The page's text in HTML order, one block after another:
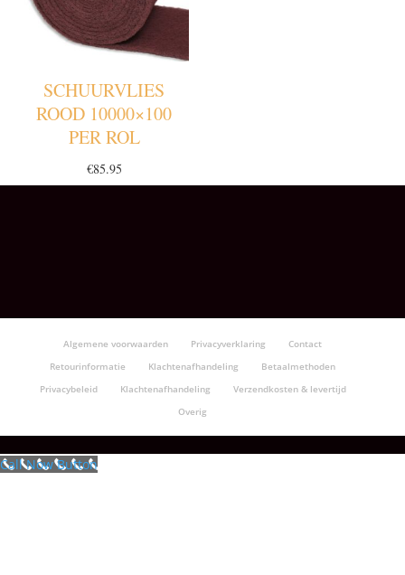
SCHUURVLIES
ROOD 10000×100
PER ROL
€85.95
Algemene voorwaarden Privacyverklaring
Contact
Retourinformatie
Klachtenafhandeling
Betaalmethoden
Privacybeleid
Klachtenafhandeling
Verzendkosten & levertijd
Overig
Call Now Button